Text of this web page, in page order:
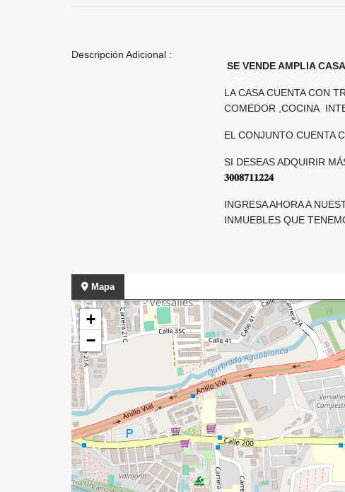
Descripción Adicional :
SE VENDE AMPLIA
LA CASA CUENTA CON
COMEDOR ,COCINA
EL CONJUNTO CUENTA
SI DESEAS ADQUIRIR
𝟑𝟎𝟎𝟖𝟕𝟏𝟏𝟐𝟐𝟒
INGRESA AHORA A
INMUEBLES QUE
Mapa
+
−